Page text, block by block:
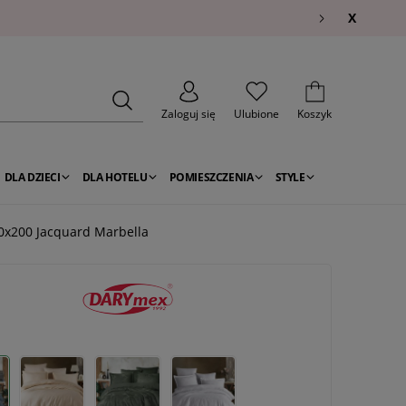
X
Zaloguj się
Ulubione Koszyk
DLA DZIECI DLA HOTELU POMIESZCZENIA STYLE
Jacquard Marbella